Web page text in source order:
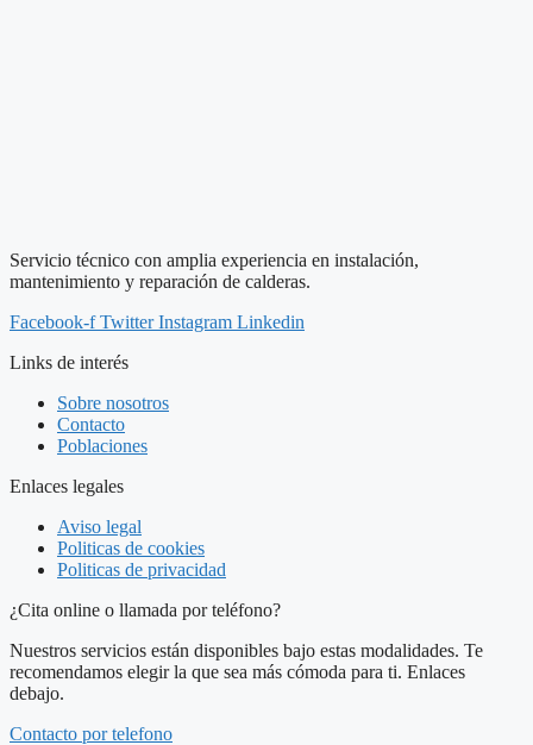
Servicio técnico con amplia experiencia en instalación,
mantenimiento y reparación de calderas.
Facebook-f Twitter Instagram Linkedin
Links de interés
Sobre nosotros
Contacto
Poblaciones
Enlaces legales
Aviso legal
Politicas de cookies
Politicas de privacidad
¿Cita online o llamada por teléfono?
Nuestros servicios están disponibles bajo estas modalidades. Te
recomendamos elegir la que sea más cómoda para ti. Enlaces
debajo.
Contacto por telefono